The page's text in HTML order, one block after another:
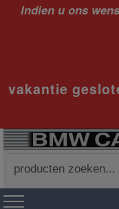
Indien u ons
vakantie
naar: